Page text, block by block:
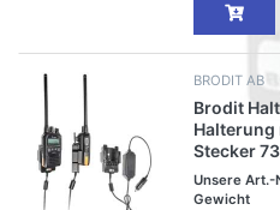
BRODIT AB
Brodit
Stecker
Unsere Art.-
Gewicht